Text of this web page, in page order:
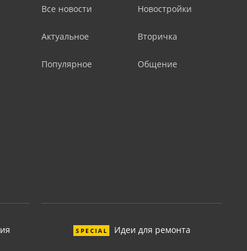
Все новости
Актуальное
Популярное
Новостройки
Вторичка
Общение
SPECIAL Идеи для ремонта